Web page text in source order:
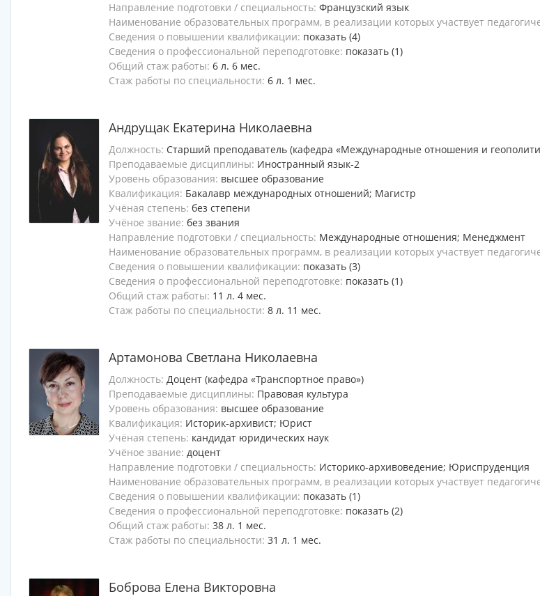
Направление подготовки / специальность: Французский язык
Наименование образовательных программ, в реализации которых участвует
Сведения о повышении квалификации: показать (4)
Сведения о профессиональной переподготовке: показать (1)
Общий стаж работы: 6 л. 6 мес.
Стаж работы по специальности: 6 л. 1 мес.
Андрущак Екатерина Николаевна
Должность: Старший преподаватель (кафедра «Международные отношения и
Преподаваемые дисциплины: Иностранный язык-2
Уровень образования: высшее образование
Квалификация: Бакалавр международных отношений; Магистр
Учёная степень: без степени
Учёное звание: без звания
Направление подготовки / специальность: Международные отношения; Менеджмент
Наименование образовательных программ, в реализации которых участвует
Сведения о повышении квалификации: показать (3)
Сведения о профессиональной переподготовке: показать (1)
Общий стаж работы: 11 л. 4 мес.
Стаж работы по специальности: 8 л. 11 мес.
Артамонова Светлана Николаевна
Должность: Доцент (кафедра «Транспортное право»)
Преподаваемые дисциплины: Правовая культура
Уровень образования: высшее образование
Квалификация: Историк-архивист; Юрист
Учёная степень: кандидат юридических наук
Учёное звание: доцент
Направление подготовки / специальность: Историко-архивоведение; Юриспруденция
Наименование образовательных программ, в реализации которых участвует
Сведения о повышении квалификации: показать (1)
Сведения о профессиональной переподготовке: показать (2)
Общий стаж работы: 38 л. 1 мес.
Стаж работы по специальности: 31 л. 1 мес.
Боброва Елена Викторовна